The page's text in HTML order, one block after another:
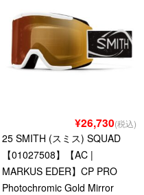
¥26,730(税込)
25 SMITH (スミス) SQUAD
【01027508】【AC |
MARKUS EDER】CP PRO
Photochromic Gold Mirror